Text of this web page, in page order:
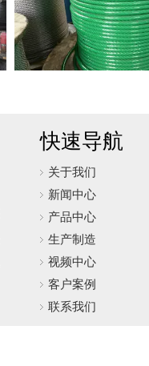
快速导航
关于我们
新闻中心
产品中心
生产制造
视频中心
客户案例
联系我们